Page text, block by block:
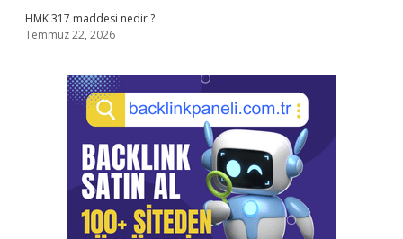
HMK 317 maddesi nedir ?
Temmuz 22, 2026